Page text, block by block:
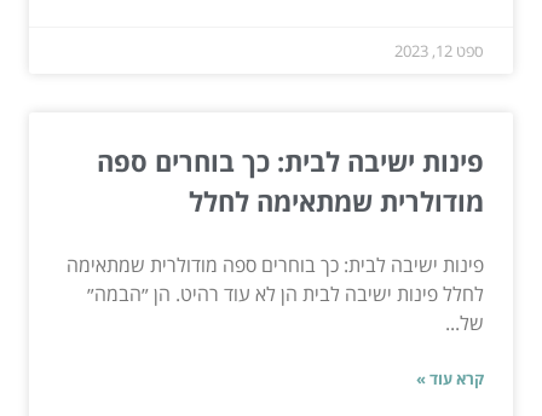
ספט 12, 2023
פינות ישיבה לבית: כך בוחרים ספה
מודולרית שמתאימה לחלל
פינות ישיבה לבית: כך בוחרים ספה מודולרית שמתאימה
לחלל פינות ישיבה לבית הן לא עוד רהיט. הן ״הבמה״
של...
קרא עוד »